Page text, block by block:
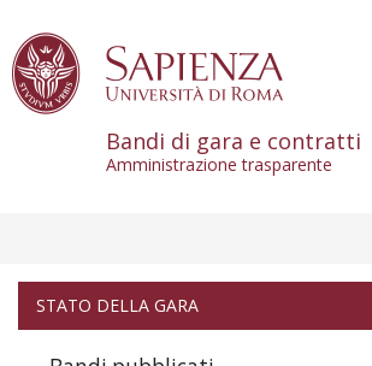
Bandi di gara e contratti
Amministrazione trasparente
STATO DELLA GARA